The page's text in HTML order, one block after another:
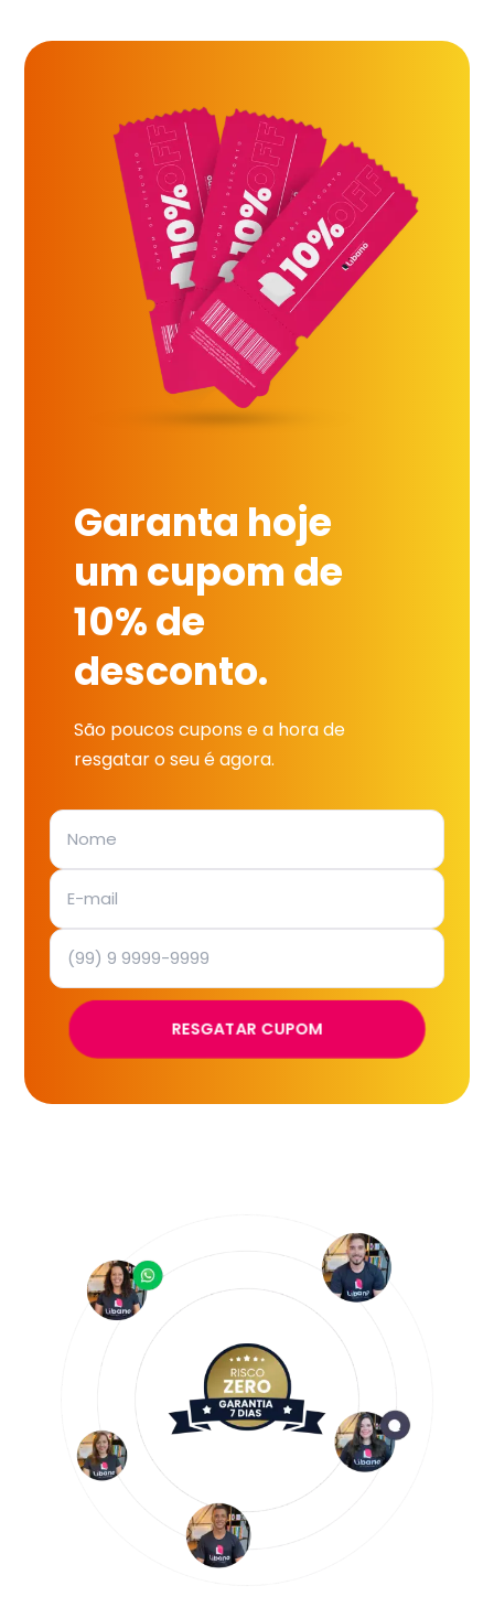
Garanta hoje
um cupom de
10% de
desconto.
São poucos cupons e a hora de
resgatar o seu é agora.
RESGATAR CUPOM